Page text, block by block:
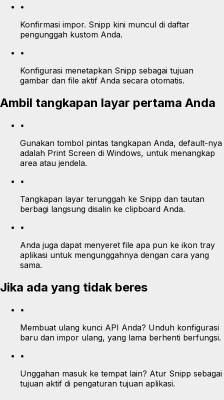
•
Konfirmasi impor. Snipp kini muncul di daftar
pengunggah kustom Anda.
•
Konfigurasi menetapkan Snipp sebagai tujuan
gambar dan file aktif Anda secara otomatis.
Ambil tangkapan layar pertama Anda
•
Gunakan tombol pintas tangkapan Anda, default-nya
adalah Print Screen di Windows, untuk menangkap
area atau jendela.
•
Tangkapan layar terunggah ke Snipp dan tautan
berbagi langsung disalin ke clipboard Anda.
•
Anda juga dapat menyeret file apa pun ke ikon tray
aplikasi untuk mengunggahnya dengan cara yang
sama.
Jika ada yang tidak beres
•
Membuat ulang kunci API Anda? Unduh konfigurasi
baru dan impor ulang, yang lama berhenti berfungsi.
•
Unggahan masuk ke tempat lain? Atur Snipp sebagai
tujuan aktif di pengaturan tujuan aplikasi.